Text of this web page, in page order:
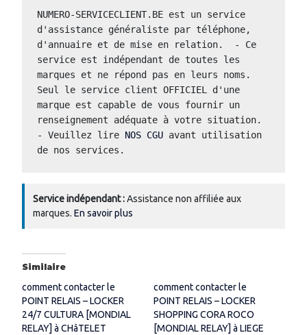
NUMERO-SERVICECLIENT.BE est un service
d'assistance généraliste par téléphone,
d'annuaire et de mise en relation.  - Ce
service est indépendant de toutes les
marques et ne répond pas en leurs noms.
Seul le service client OFFICIEL d'une
marque est capable de vous fournir un
renseignement adéquate à votre situation.
- Veuillez lire NOS CGU avant utilisation
de nos services.
Service indépendant :Assistance non affiliée aux
marques. En savoir plus
Similaire
comment contacter le
POINT RELAIS – LOCKER
24/7 CULTURA [MONDIAL
RELAY] à CHâTELET
comment contacter le
POINT RELAIS – LOCKER
SHOPPING CORA ROCO
[MONDIAL RELAY] à LIEGE